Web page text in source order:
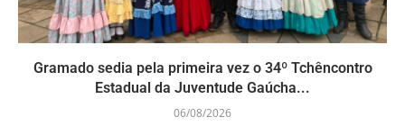
Gramado sedia pela primeira vez o 34º Tchêncontro
Estadual da Juventude Gaúcha...
06/08/2026